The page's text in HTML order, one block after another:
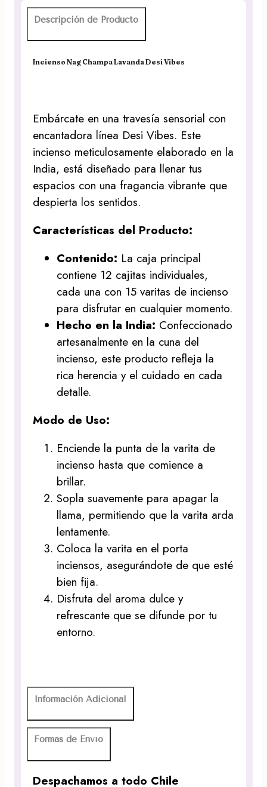
Descripción de Producto
Incienso Nag Champa Lavanda Desi Vibes
Embárcate en una travesía sensorial con
encantadora línea Desi Vibes. Este
incienso meticulosamente elaborado en la
India, está diseñado para llenar tus
espacios con una fragancia vibrante que
despierta los sentidos.
Características del Producto:
Contenido: La caja principal
contiene 12 cajitas individuales,
cada una con 15 varitas de incienso
para disfrutar en cualquier momento.
Hecho en la India: Confeccionado
artesanalmente en la cuna del
incienso, este producto refleja la
rica herencia y el cuidado en cada
detalle.
Modo de Uso:
Enciende la punta de la varita de
incienso hasta que comience a
brillar.
Sopla suavemente para apagar la
llama, permitiendo que la varita arda
lentamente.
Coloca la varita en el porta
inciensos, asegurándote de que esté
bien fija.
Disfruta del aroma dulce y
refrescante que se difunde por tu
entorno.
Información Adicional
Formas de Envío
Despachamos a todo Chile